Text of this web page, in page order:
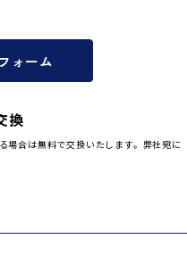
ォーム
換
場合は無料で交換いたします。弊社宛に